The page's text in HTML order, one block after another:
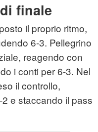
finale
il proprio ritmo,
6‑3. Pellegrino
reagendo con
i conti per 6‑3. Nel
il controllo,
e staccando il pass